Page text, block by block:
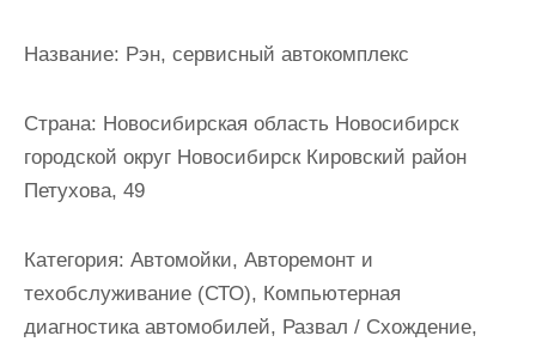
Название: Рэн, сервисный автокомплекс
Страна: Новосибирская область Новосибирск
городской округ Новосибирск Кировский район
Петухова, 49
Категория: Автомойки, Авторемонт и
техобслуживание (СТО), Компьютерная
диагностика автомобилей, Развал / Схождение,